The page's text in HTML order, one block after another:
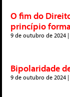
O fim do
princípio
9 de outubro de 2024
Bipolaridade
9 de outubro de 2024